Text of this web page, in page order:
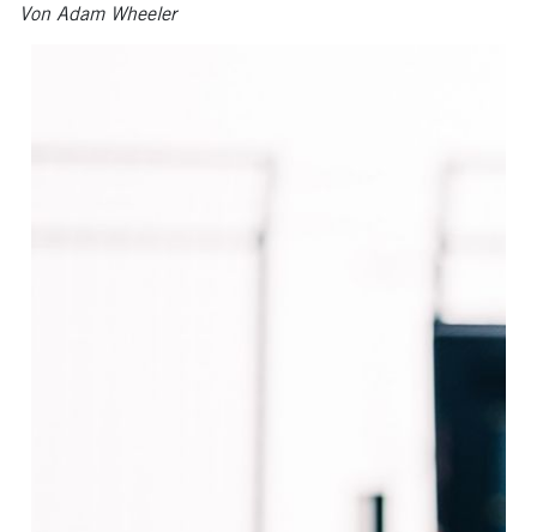
Von Adam Wheeler